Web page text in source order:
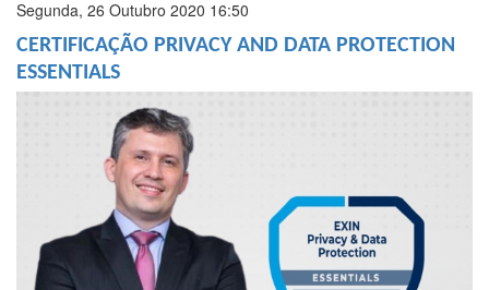
Segunda, 26 Outubro 2020 16:50
CERTIFICAÇÃO PRIVACY AND DATA PROTECTION
ESSENTIALS